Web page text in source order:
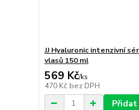
JJ Hyaluronic intenzivní
vlasů 150 ml
569 Kč/ks
470 Kč bez DPH